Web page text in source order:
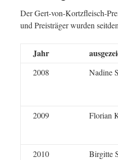
Der Gert-von-Kortzfleisch-
und Preisträger wurden
Jahr
2008 Nadine
2009
Florian
2010 Birgitte